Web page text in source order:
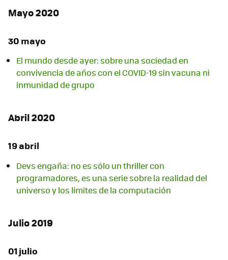
Mayo 2020
30 mayo
El mundo desde ayer: sobre una sociedad en
convivencia de años con el COVID-19 sin vacuna ni
inmunidad de grupo
Abril 2020
19 abril
Devs engaña: no es sólo un thriller con
programadores, es una serie sobre la realidad del
universo y los límites de la computación
Julio 2019
01 julio